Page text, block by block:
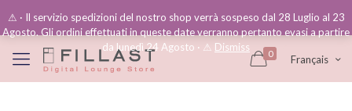
0 Français
⚠︎ · Il servizio spedizioni del nostro shop verrà sospeso dal 28 Luglio al 23
Agosto. Gli ordini effettuati in queste date verranno pertanto evasi a partire
da lunedì 24 Agosto · ⚠︎ Dismiss